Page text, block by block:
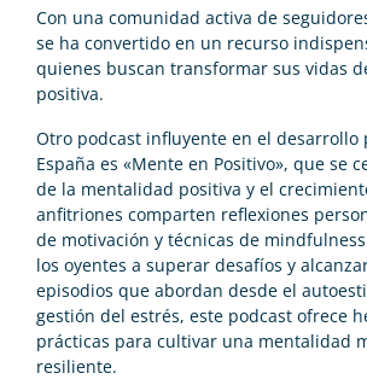
Con una comunidad activa de
se ha convertido en un recurso
quienes buscan transformar sus vidas
positiva.
Otro podcast influyente en el desarrollo
España es «Mente en Positivo», que se
de la mentalidad positiva y el
anfitriones comparten reflexiones
de motivación y técnicas de
los oyentes a superar desafíos y
episodios que abordan desde el
gestión del estrés, este podcast ofrece
prácticas para cultivar una mentalidad
resiliente.